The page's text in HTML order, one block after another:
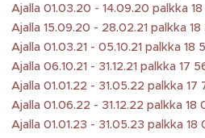
Ajalla 01.03.20 - 14.09.20 palkka
Ajalla 15.09.20 - 28.02.21 palkka 18
Ajalla 01.03.21 - 05.10.21 palkka
Ajalla 06.10.21 - 31.12.21 palkka 17
Ajalla 01.01.22 - 31.05.22 palkka
Ajalla 01.06.22 - 31.12.22 palkka
Ajalla 01.01.23 - 31.05.23 palkka